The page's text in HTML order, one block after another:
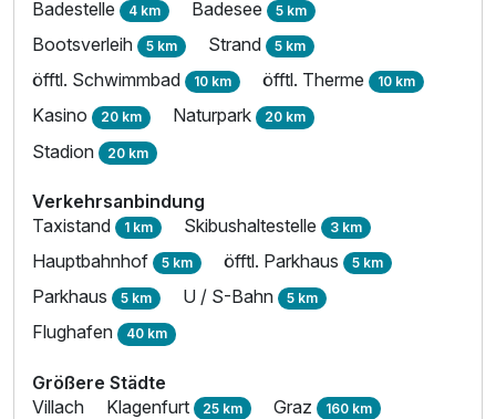
Badestelle 4 km Badesee 5 km
Bootsverleih 5 km Strand 5 km
öfftl. Schwimmbad 10 km öfftl. Therme 10 km
Kasino 20 km Naturpark 20 km
Stadion 20 km
Verkehrsanbindung
Taxistand 1 km Skibushaltestelle 3 km
Hauptbahnhof 5 km öfftl. Parkhaus 5 km
Parkhaus 5 km U / S-Bahn 5 km
Flughafen 40 km
Größere Städte
Villach
Klagenfurt 25 km Graz 160 km